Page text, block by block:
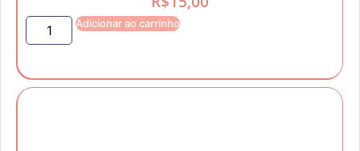
Adicionar ao carrinho